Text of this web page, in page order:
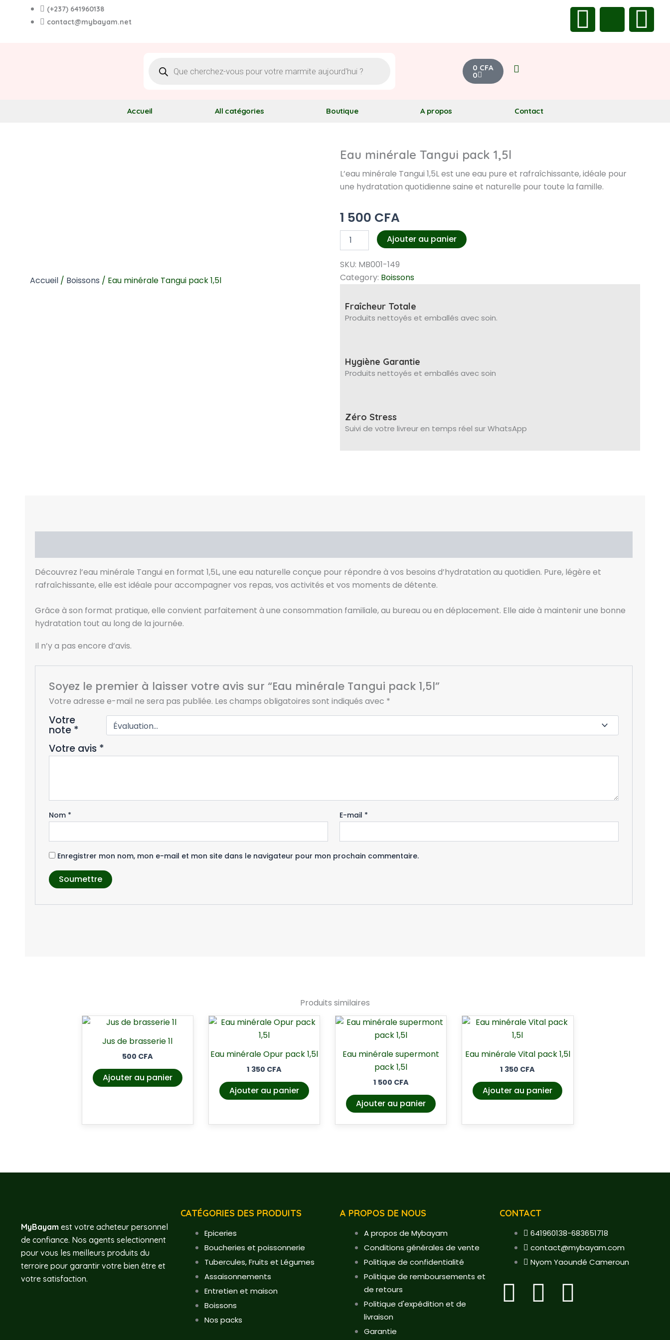
(+237) 641960138
contact@mybayam.net
F
a
o
k
X
-
t
Y
o
produits
0 CFA
0
Cart
Accueil All catégories Boutique A propos Contact
Accueil / Boissons / Eau minérale Tangui pack 1,5l
Eau minérale Tangui pack 1,5l
L’eau minérale Tangui 1,5L est une eau pure et rafraîchissante, idéale pour
une hydratation quotidienne saine et naturelle pour toute la famille.
1 500 CFA
quantité
minérale
Tangui
Ajouter au panier
SKU: MB001-149
Category: Boissons
Fraîcheur Totale
Produits nettoyés et emballés avec soin.
Hygiène Garantie
Produits nettoyés et emballés avec soin
Zéro Stress
Suivi de votre livreur en temps réel sur WhatsApp
Découvrez l’eau minérale Tangui en format 1,5L, une eau naturelle conçue pour répondre à vos besoins d’hydratation au quotidien. Pure, légère et
rafraîchissante, elle est idéale pour accompagner vos repas, vos activités et vos moments de détente.
Grâce à son format pratique, elle convient parfaitement à une consommation familiale, au bureau ou en déplacement. Elle aide à maintenir une bonne
hydratation tout au long de la journée.
Il n’y a pas encore d’avis.
Soyez le premier à laisser votre avis sur “Eau minérale Tangui pack 1,5l”
Votre adresse e-mail ne sera pas publiée. Les champs obligatoires sont indiqués avec *
Votre
note *
Votre avis *
Nom * E-mail *
Enregistrer mon nom, mon e-mail et mon site dans le navigateur pour mon prochain commentaire.
Produits similaires
Jus de brasserie 1l
500 CFA
Ajouter au panier
Eau minérale Opur pack 1,5l
1 350 CFA
Ajouter au panier
Eau minérale supermont
pack 1,5l
1 500 CFA
Ajouter au panier
Eau minérale Vital pack 1,5l
1 350 CFA
Ajouter au panier
MyBayam est votre acheteur personnel
de confiance. Nos agents selectionnent
pour vous les meilleurs produits du
terroire pour garantir votre bien être et
votre satisfaction.
CATÉGORIES DES PRODUITS
Epiceries
Boucheries et poissonnerie
Tubercules, Fruits et Légumes
Assaisonnements
Entretien et maison
Boissons
Nos packs
A PROPOS DE NOUS
A propos de Mybayam
Conditions générales de vente
Politique de confidentialité
Politique de remboursements et
de retours
Politique d'expédition et de
livraison
Garantie
CONTACT
641960138-683651718
contact@mybayam.com
Nyom Yaoundé Cameroun
F T Y